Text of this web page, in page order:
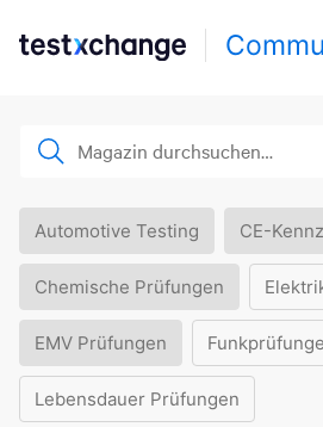
Automotive Testing CE-
Chemische Prüfungen
EMV Prüfungen
Lebensdauer Prüfungen